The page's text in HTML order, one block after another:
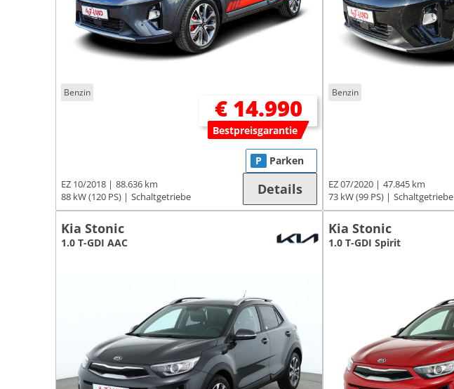
Benzin
€ 14.990
Bestpreisgarantie
EZ 10/2018
88.636 km
88 kW (120 PS)
Schaltgetriebe
P Parken
Details
Benzin
EZ 07/2020
47.845 km
73 kW (99 PS)
Schaltgetriebe
Kia Stonic
1.0 T-GDI AAC
Kia Stonic
1.0 T-GDI Spirit